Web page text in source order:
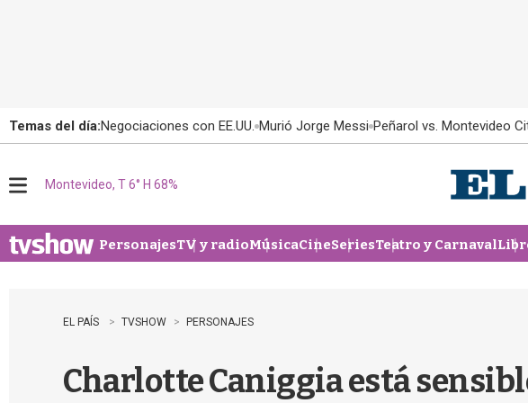
Temas del día:Negociaciones con EE.UU. Murió Jorge Messi Peñarol vs. Montevideo
u
Montevideo, T 6° H 68%
PersonajesTV y radioMúsicaCineSeriesTeatro y Carnaval
EL PAÍS TVSHOW PERSONAJES
Charlotte Caniggia está